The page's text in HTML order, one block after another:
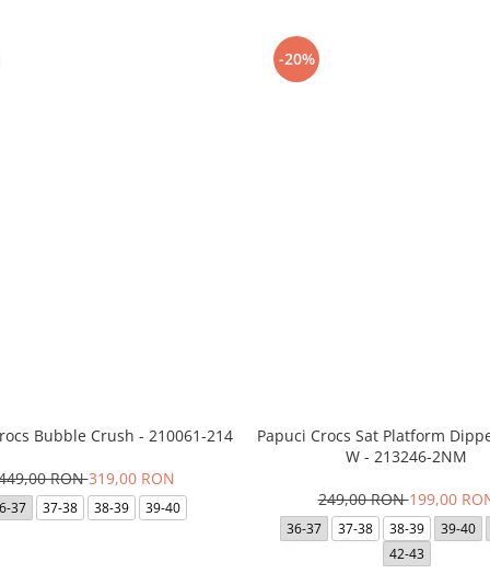
Bubble Crush - 210061-214
RON319,00 RON
37 37-38 38-39 39-40
-20%
Papuci Crocs Sat Platform
W - 213246-2NM
249,00 RON199,00
36-37 37-38 38-39 39-40
42-43